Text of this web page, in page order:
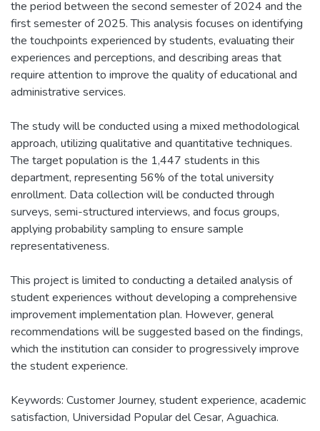
the period between the second semester of 2024 and the
first semester of 2025. This analysis focuses on identifying
the touchpoints experienced by students, evaluating their
experiences and perceptions, and describing areas that
require attention to improve the quality of educational and
administrative services.
The study will be conducted using a mixed methodological
approach, utilizing qualitative and quantitative techniques.
The target population is the 1,447 students in this
department, representing 56% of the total university
enrollment. Data collection will be conducted through
surveys, semi-structured interviews, and focus groups,
applying probability sampling to ensure sample
representativeness.
This project is limited to conducting a detailed analysis of
student experiences without developing a comprehensive
improvement implementation plan. However, general
recommendations will be suggested based on the findings,
which the institution can consider to progressively improve
the student experience.
Keywords: Customer Journey, student experience, academic
satisfaction, Universidad Popular del Cesar, Aguachica.